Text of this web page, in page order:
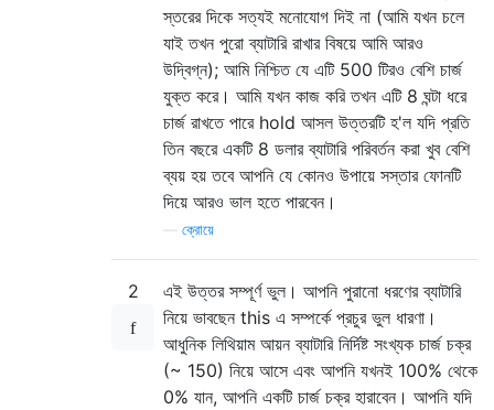
স্তরের দিকে সত্যই মনোযোগ দিই না (আমি যখন চলে
যাই তখন পুরো ব্যাটারি রাখার বিষয়ে আমি আরও
উদ্বিগ্ন); আমি নিশ্চিত যে এটি 500 টিরও বেশি চার্জ
যুক্ত করে। আমি যখন কাজ করি তখন এটি 8 ঘন্টা ধরে
চার্জ রাখতে পারে hold আসল উত্তরটি হ'ল যদি প্রতি
তিন বছরে একটি 8 ডলার ব্যাটারি পরিবর্তন করা খুব বেশি
ব্যয় হয় তবে আপনি যে কোনও উপায়ে সস্তার ফোনটি
দিয়ে আরও ভাল হতে পারবেন।
ক্রোয়ে
2
এই উত্তর সম্পূর্ণ ভুল। আপনি পুরানো ধরণের ব্যাটারি
নিয়ে ভাবছেন this এ সম্পর্কে প্রচুর ভুল ধারণা।
আধুনিক লিথিয়াম আয়ন ব্যাটারি নির্দিষ্ট সংখ্যক চার্জ চক্র
(~ 150) নিয়ে আসে এবং আপনি যখনই 100% থেকে
0% যান, আপনি একটি চার্জ চক্র হারাবেন। আপনি যদি